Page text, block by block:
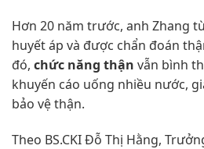
Hơn 20 năm trước, anh Zhang
huyết áp và được chẩn đoán
đó, chức năng thận vẫn bình
khuyến cáo uống nhiều nước,
bảo vệ thận.
Theo BS.CKI Đỗ Thị Hằng,